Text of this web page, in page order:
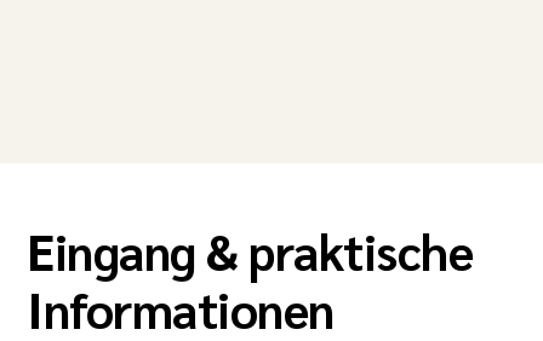
Eingang & praktische
Informationen